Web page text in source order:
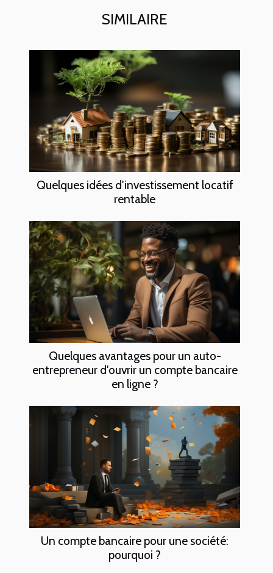
SIMILAIRE
Quelques idées d'investissement locatif
rentable
Quelques avantages pour un auto-
entrepreneur d'ouvrir un compte bancaire
en ligne ?
Un compte bancaire pour une société:
pourquoi ?